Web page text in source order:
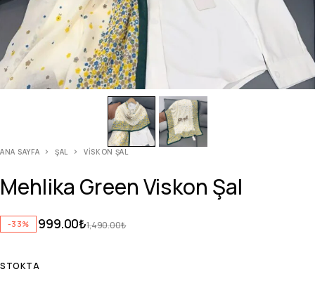
ANA SAYFA ŞAL VISKON ŞAL
Mehlika Green Viskon Şal
-33% 1,490.00₺
999.00₺
STOKTA